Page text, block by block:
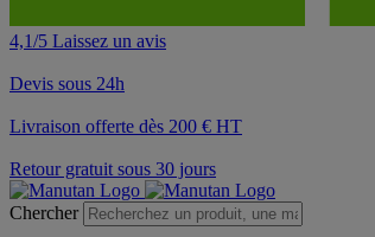
4,1/5 Laissez un avis
Devis sous 24h
Livraison offerte dès 200 € HT
Retour gratuit sous 30 jours
Chercher